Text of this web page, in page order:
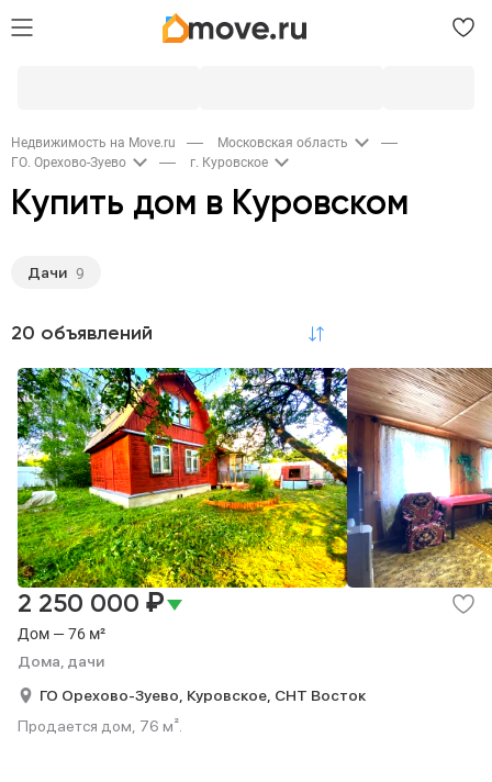
Недвижимость на Move.ru
Московская область
ГО. Орехово-Зуево
г. Куровское
Купить дом в Куровском
Дачи 9
20 объявлений
Дом — 76 м²
Дома, дачи
2 250 000 ₽
ГО Орехово-Зуево, Куровское, СНТ Восток
Продается дом, 76 м².